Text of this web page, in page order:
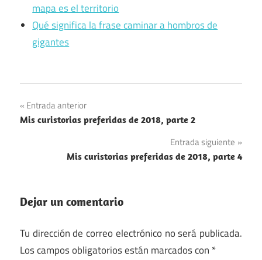
mapa es el territorio
Qué significa la frase caminar a hombros de
gigantes
Navegación
de
entradas
Entrada anterior
Mis curistorias preferidas de 2018, parte 2
Entrada siguiente
Mis curistorias preferidas de 2018, parte 4
Dejar un comentario
Tu dirección de correo electrónico no será publicada.
Los campos obligatorios están marcados con *